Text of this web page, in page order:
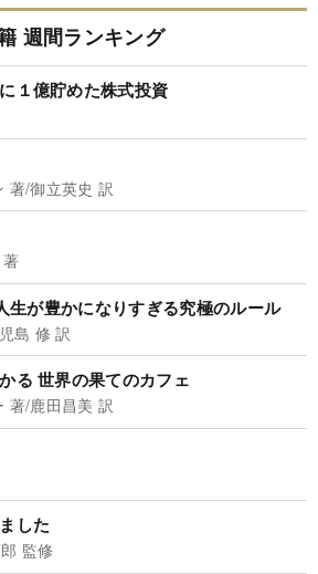
週間ランキング
１億貯めた株式投資
著/御立英史 訳
が豊かになりすぎる究極のルール
島 修 訳
る 世界の果てのカフェ
著/鹿田昌美 訳
した
監修